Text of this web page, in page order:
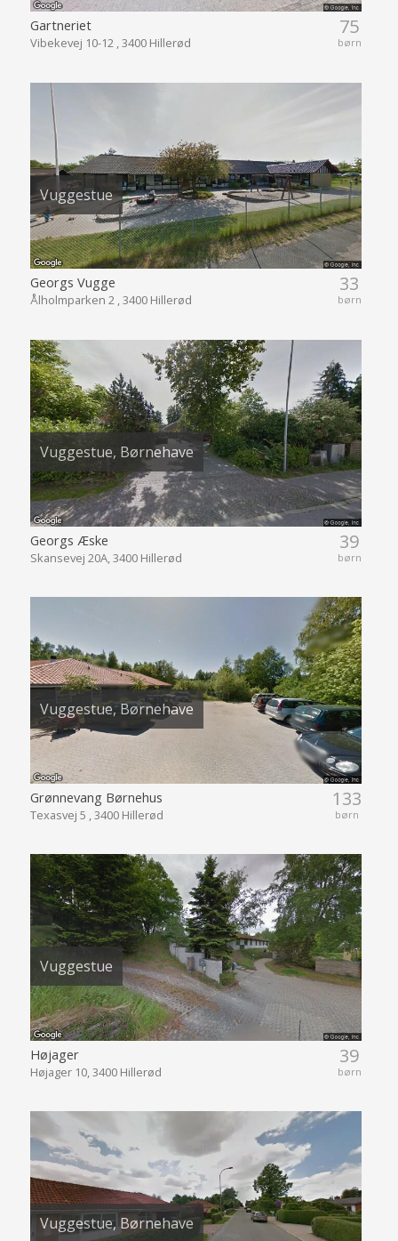
75
børn
Gartneriet
Vibekevej 10-12 , 3400 Hillerød
Vuggestue
33
børn
Georgs Vugge
Ålholmparken 2 , 3400 Hillerød
Vuggestue, Børnehave
39
børn
Georgs Æske
Skansevej 20A, 3400 Hillerød
Vuggestue, Børnehave
133
børn
Grønnevang Børnehus
Texasvej 5 , 3400 Hillerød
Vuggestue
39
børn
Højager
Højager 10, 3400 Hillerød
Vuggestue, Børnehave